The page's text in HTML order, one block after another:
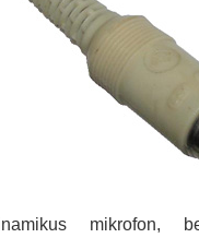
mikrofon,